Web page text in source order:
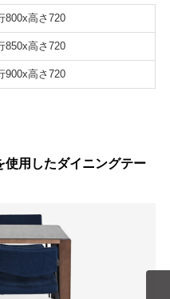
800x高さ720
850x高さ720
900x高さ720
使用したダイニングテー